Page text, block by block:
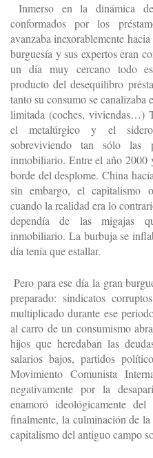
Inmerso en la dinámica
conformados por los
avanzaba inexorablemente
burguesía y sus expertos eran
un día muy cercano todo
producto del desequilibro
tanto su consumo se
limitada (coches, viviendas…)
el metalúrgico y el
sobreviviendo tan sólo las
inmobiliario. Entre el año 2000
borde del desplome. China
sin embargo, el capitalismo
cuando la realidad era lo
dependía de las migajas
inmobiliario. La burbuja se
día tenía que estallar.
Pero para ese día la gran
preparado: sindicatos
multiplicado durante ese
al carro de un consumismo
hijos que heredaban las
salarios bajos, partidos
Movimiento Comunista
negativamente por la
enamoró ideológicamente
finalmente, la culminación de
capitalismo del antiguo campo